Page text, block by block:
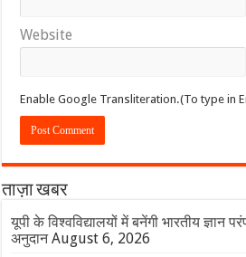
Website
Enable Google Transliteration.(To type in
ताज़ा खबर
यूपी के विश्वविद्यालयों में बनेंगी भारतीय ज्ञान
अनुदान August 6, 2026